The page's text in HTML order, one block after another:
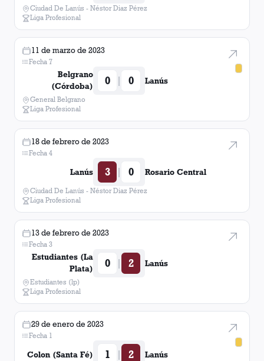
Ciudad De Lanús - Néstor Diaz Pérez
Liga Profesional
11 de marzo de 2023
Fecha 7
Belgrano
(Córdoba)
0 | 0 Lanús
General Belgrano
Liga Profesional
18 de febrero de 2023
Fecha 4
Lanús 3 | 0 Rosario Central
Ciudad De Lanús - Néstor Diaz Pérez
Liga Profesional
13 de febrero de 2023
Fecha 3
Estudiantes (La
Plata)
0 | 2 Lanús
Estudiantes (lp)
Liga Profesional
29 de enero de 2023
Fecha 1
Colon (Santa Fé) 1 | 2 Lanús